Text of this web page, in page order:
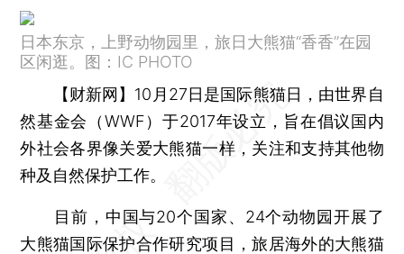
日本东京，上野动物园里，旅日大熊猫“香香”在园
区闲逛。图：IC PHOTO
【财新网】 10月27日是国际熊猫日，由世界自
然基金会（WWF）于2017年设立，旨在倡议国内
外社会各界像关爱大熊猫一样，关注和支持其他物
种及自然保护工作。
目前，中国与20个国家、24个动物园开展了
大熊猫国际保护合作研究项目，旅居海外的大熊猫